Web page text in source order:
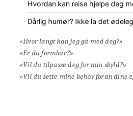
Hvordan kan reise hjelpe deg
Dårlig humør? Ikke la det
«Hvor langt kan jeg gå med deg?»
«Er du formbar?»
«Vil du tilpasse deg for min skyld?»
«Vil du sette mine behov foran dine